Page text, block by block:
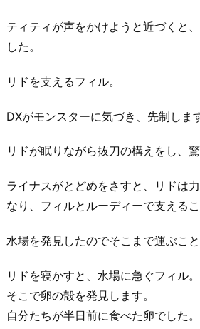
ティティが声をかけようと近づくと
した。
リドを支えるフィル。
DXがモンスターに気づき、先制します
リドが眠りながら抜刀の構えをし、驚
ライナスがとどめをさすと、リドは
なり、フィルとルーディーで支えるこ
水場を発見したのでそこまで運ぶこと
リドを寝かすと、水場に急ぐフィル。
そこで卵の殻を発見します。
自分たちが半日前に食べた卵でした。